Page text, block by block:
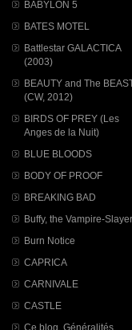
BABYLON 5
BATES MOTEL
Battlestar GALACTICA
(2003)
BEAUTY and The
(CW, 2012)
BIRDS OF PREY (Les
Anges de la Nuit)
BLUE BLOODS
BODY OF PROOF
BREAKING BAD
Buffy, the Vampire-Slayer
Burn Notice
CAPRICA
CARNIVALE
CASTLE
Ce blog. Généralités,